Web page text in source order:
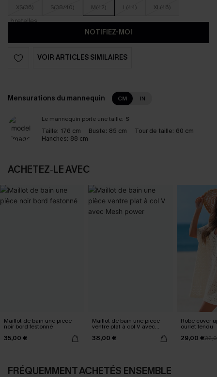
XS(36) S(38/40) M(42) L(44) XL(46)
NOTIFIEZ-MOI
VOIR ARTICLES SIMILAIRES
Mensurations du mannequin CM IN
Le mannequin porte une taille: S
Taille: 176 cm Buste: 85 cm Tour de taille: 60 cm
Hanches: 88 cm
ACHETEZ‑LE AVEC
Maillot de bain une pièce
noir bord festonné
35,00 €
Maillot de bain une pièce
ventre plat à col V avec
Mesh power
38,00 €
Robe cover
ourlet fendu
29,00 €
FRÉQUEMMENT ACHETÉS ENSEMBLE